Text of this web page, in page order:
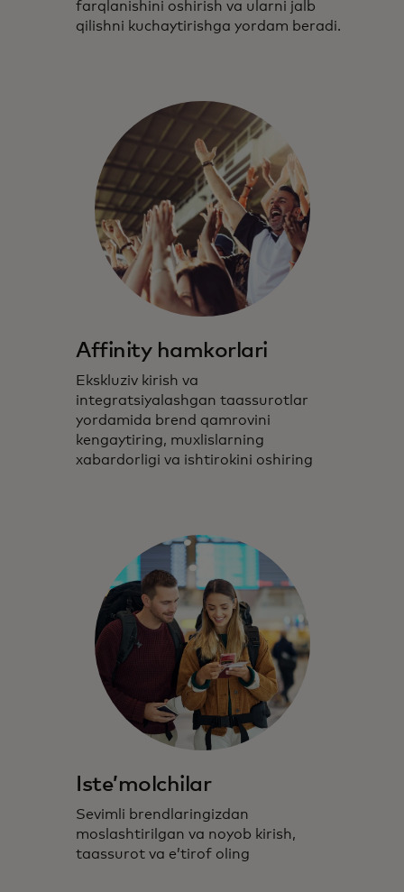
farqlanishini oshirish va ularni jalb
qilishni kuchaytirishga yordam beradi.
Affinity hamkorlari
Ekskluziv kirish va
integratsiyalashgan taassurotlar
yordamida brend qamrovini
kengaytiring, muxlislarning
xabardorligi va ishtirokini oshiring
Isteʼmolchilar
Sevimli brendlaringizdan
moslashtirilgan va noyob kirish,
taassurot va eʼtirof oling